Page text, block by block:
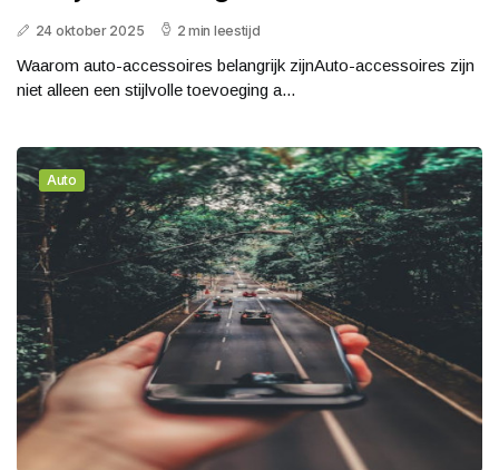
24 oktober 2025 2 min leestijd
Waarom auto-accessoires belangrijk zijnAuto-accessoires zijn
niet alleen een stijlvolle toevoeging a...
Auto